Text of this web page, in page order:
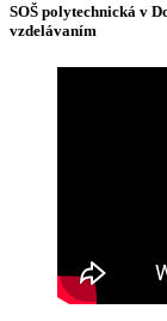
SOŠ polytechnická v
vzdelávaním